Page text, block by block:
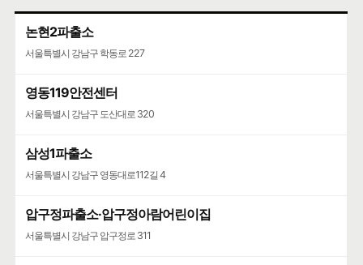
논현2파출소
서울특별시 강남구 학동로 227
영동119안전센터
서울특별시 강남구 도산대로 320
삼성1파출소
서울특별시 강남구 영동대로112길 4
압구정파출소·압구정아람어린이집
서울특별시 강남구 압구정로 311